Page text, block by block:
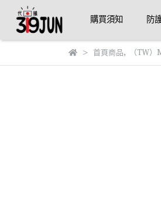
購買須知 防
首頁商品, （TW